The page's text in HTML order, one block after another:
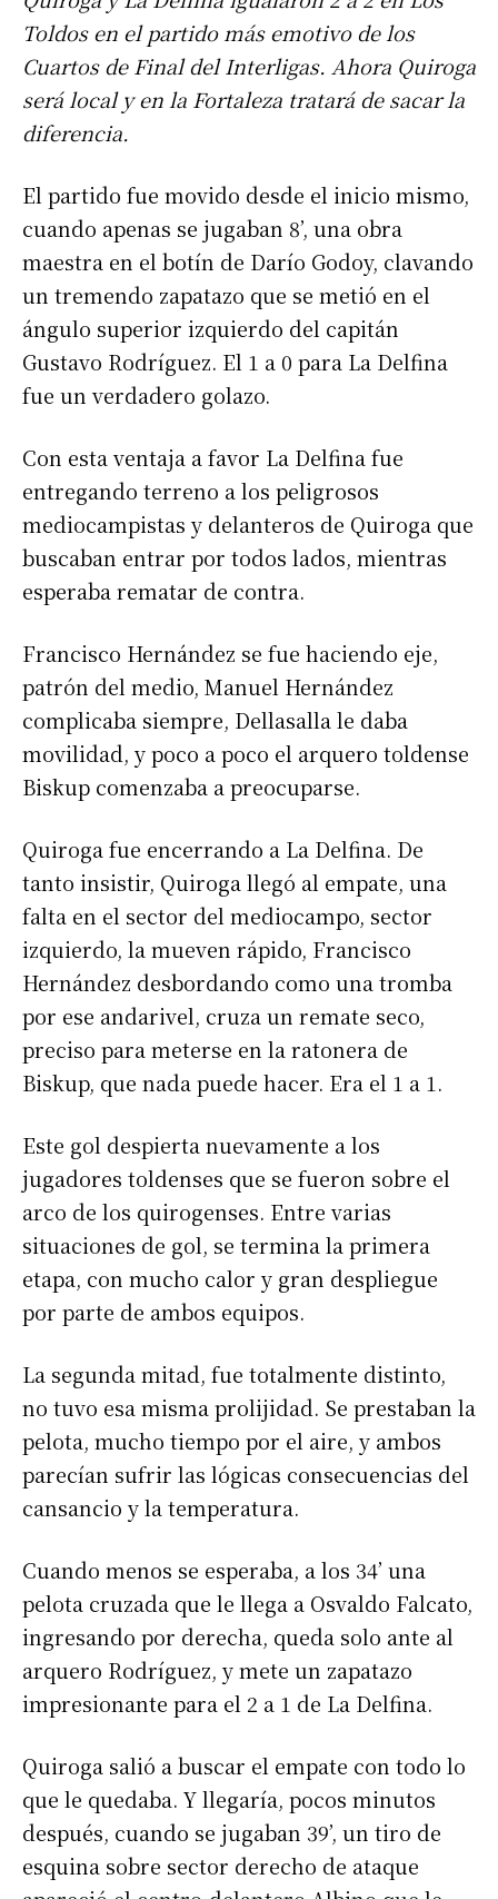
Toldos en el partido más emotivo de los
Cuartos de Final del Interligas. Ahora Quiroga
será local y en la Fortaleza tratará de sacar la
diferencia.
El partido fue movido desde el inicio mismo,
cuando apenas se jugaban 8’, una obra
maestra en el botín de Darío Godoy, clavando
un tremendo zapatazo que se metió en el
ángulo superior izquierdo del capitán
Gustavo Rodríguez. El 1 a 0 para La Delfina
fue un verdadero golazo.
Con esta ventaja a favor La Delfina fue
entregando terreno a los peligrosos
mediocampistas y delanteros de Quiroga que
buscaban entrar por todos lados, mientras
esperaba rematar de contra.
Francisco Hernández se fue haciendo eje,
patrón del medio, Manuel Hernández
complicaba siempre, Dellasalla le daba
movilidad, y poco a poco el arquero toldense
Biskup comenzaba a preocuparse.
Quiroga fue encerrando a La Delfina. De
tanto insistir, Quiroga llegó al empate, una
falta en el sector del mediocampo, sector
izquierdo, la mueven rápido, Francisco
Hernández desbordando como una tromba
por ese andarivel, cruza un remate seco,
preciso para meterse en la ratonera de
Biskup, que nada puede hacer. Era el 1 a 1.
Este gol despierta nuevamente a los
jugadores toldenses que se fueron sobre el
arco de los quirogenses. Entre varias
situaciones de gol, se termina la primera
etapa, con mucho calor y gran despliegue
por parte de ambos equipos.
La segunda mitad, fue totalmente distinto,
no tuvo esa misma prolijidad. Se prestaban la
pelota, mucho tiempo por el aire, y ambos
parecían sufrir las lógicas consecuencias del
cansancio y la temperatura.
Cuando menos se esperaba, a los 34’ una
pelota cruzada que le llega a Osvaldo Falcato,
ingresando por derecha, queda solo ante al
arquero Rodríguez, y mete un zapatazo
impresionante para el 2 a 1 de La Delfina.
Quiroga salió a buscar el empate con todo lo
que le quedaba. Y llegaría, pocos minutos
después, cuando se jugaban 39’, un tiro de
esquina sobre sector derecho de ataque